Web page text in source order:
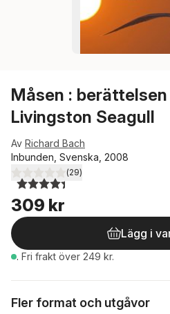
Måsen :
Livingston Seagull
Av Richard Bach
Inbunden, Svenska, 2008
4,4utav 5 stjärnor. Totalt antal
(29)
309 kr
Lägg i
. Fri frakt över 249 kr.
Fler format och utgåvor